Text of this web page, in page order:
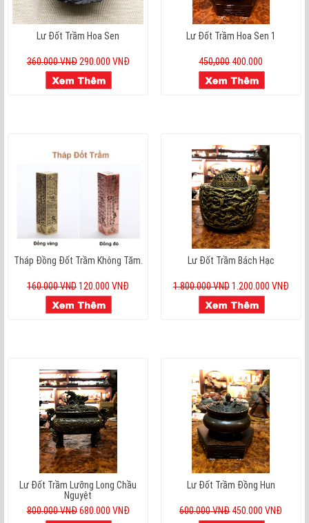
Lư Đốt Trầm Hoa Sen
360.000 VNĐ 290.000 VNĐ
Lư Đốt Trầm Hoa Sen 1
450,000 400.000
Tháp Đồng Đốt Trầm Không Tăm.
160.000 VND120.000 VNĐ
Lư Đốt Trầm Bách Hạc
1.800.000 VND 1.200.000 VNĐ
Lư Đốt Trầm Lưỡng Long Chầu
Nguyệt
800.000 VNĐ 680.000 VNĐ
Lư Đốt Trầm Đồng Hun
600.000 VNĐ 450.000 VNĐ